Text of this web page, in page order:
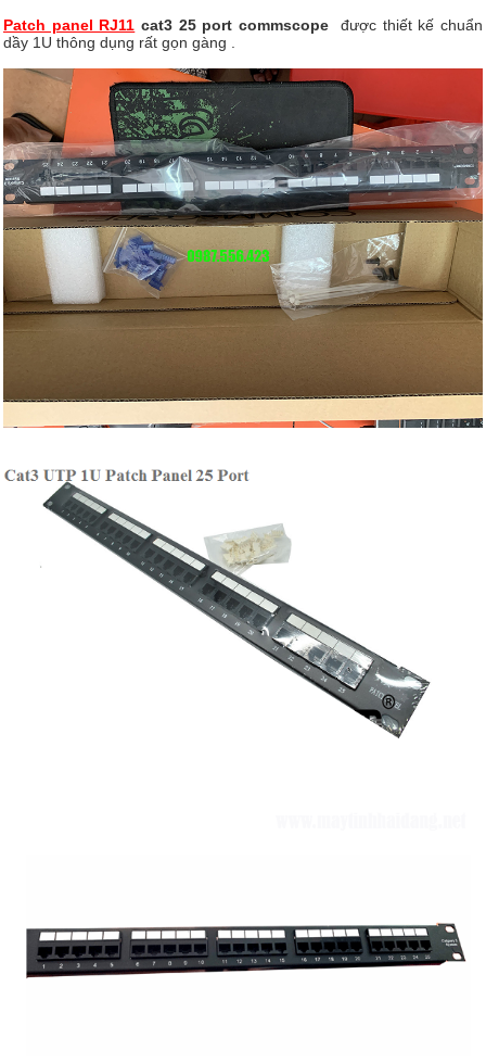
Patch panel RJ11 cat3 25 port commscope
được thiết kế chuẩn
dầy 1U thông dụng rất gọn gàng .